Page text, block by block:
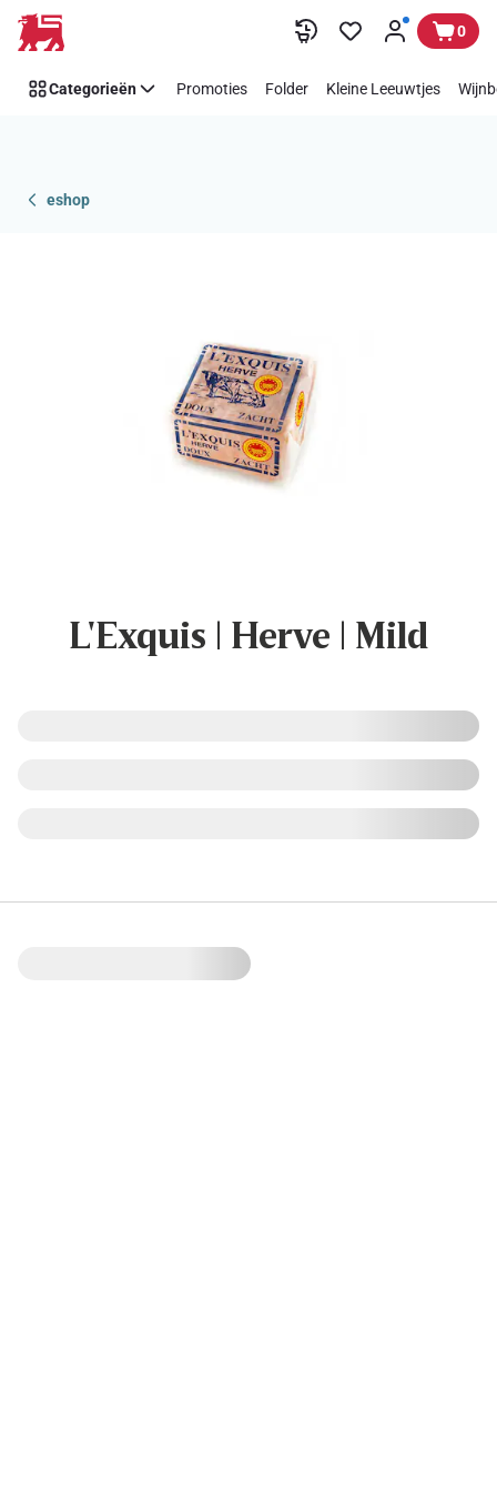
Overslaan 0
Categorieën Promoties Folder Kleine Leeuwtjes
eshop
L'Exquis | Herve | Mild